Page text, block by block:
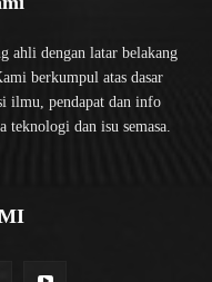
ahli dengan latar belakang
berkumpul atas dasar
ilmu, pendapat dan info
teknologi dan isu semasa.